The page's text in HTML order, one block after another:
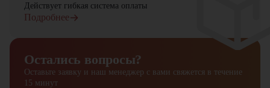
Действует гибкая система оплаты
Подробнее
Остались вопросы?
Оставьте заявку и наш менеджер с вами свяжется в течение
15 минут